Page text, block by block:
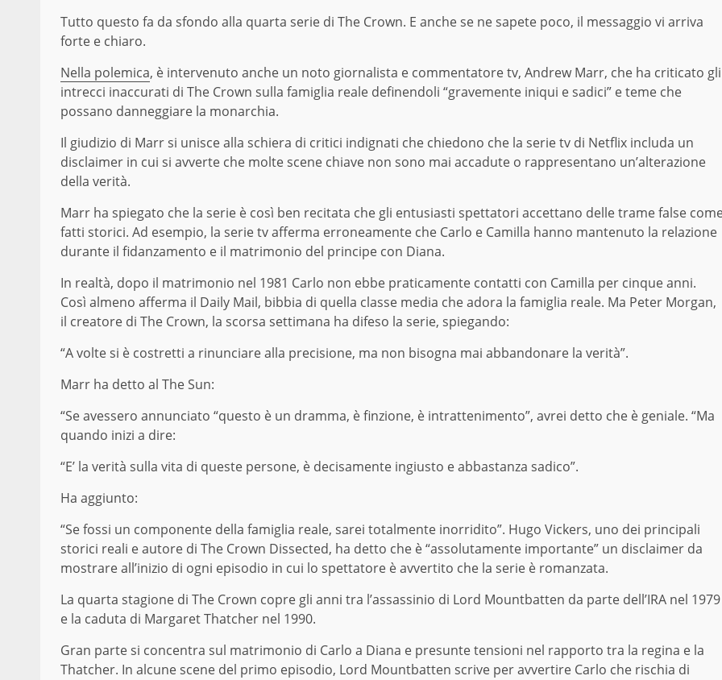
Tutto questo fa da sfondo alla quarta serie di The Crown. E anche se ne sapete poco, il messaggio vi arriva
forte e chiaro.
Nella polemica, è intervenuto anche un noto giornalista e commentatore tv, Andrew Marr, che ha criticato gli
intrecci inaccurati di The Crown sulla famiglia reale definendoli “gravemente iniqui e sadici” e teme che
possano danneggiare la monarchia.
Il giudizio di Marr si unisce alla schiera di critici indignati che chiedono che la serie tv di Netflix includa un
disclaimer in cui si avverte che molte scene chiave non sono mai accadute o rappresentano un’alterazione
della verità.
Marr ha spiegato che la serie è così ben recitata che gli entusiasti spettatori accettano delle trame false
fatti storici. Ad esempio, la serie tv afferma erroneamente che Carlo e Camilla hanno mantenuto la relazione
durante il fidanzamento e il matrimonio del principe con Diana.
In realtà, dopo il matrimonio nel 1981 Carlo non ebbe praticamente contatti con Camilla per cinque anni.
Così almeno afferma il Daily Mail, bibbia di quella classe media che adora la famiglia reale. Ma Peter Morgan,
il creatore di The Crown, la scorsa settimana ha difeso la serie, spiegando:
“A volte si è costretti a rinunciare alla precisione, ma non bisogna mai abbandonare la verità”.
Marr ha detto al The Sun:
“Se avessero annunciato “questo è un dramma, è finzione, è intrattenimento”, avrei detto che è geniale. “Ma
quando inizi a dire:
“E’ la verità sulla vita di queste persone, è decisamente ingiusto e abbastanza sadico”.
Ha aggiunto:
“Se fossi un componente della famiglia reale, sarei totalmente inorridito”. Hugo Vickers, uno dei principali
storici reali e autore di The Crown Dissected, ha detto che è “assolutamente importante” un disclaimer da
mostrare all’inizio di ogni episodio in cui lo spettatore è avvertito che la serie è romanzata.
La quarta stagione di The Crown copre gli anni tra l’assassinio di Lord Mountbatten da parte dell’IRA nel 1979
e la caduta di Margaret Thatcher nel 1990.
Gran parte si concentra sul matrimonio di Carlo a Diana e presunte tensioni nel rapporto tra la regina e la
Thatcher. In alcune scene del primo episodio, Lord Mountbatten scrive per avvertire Carlo che rischia di